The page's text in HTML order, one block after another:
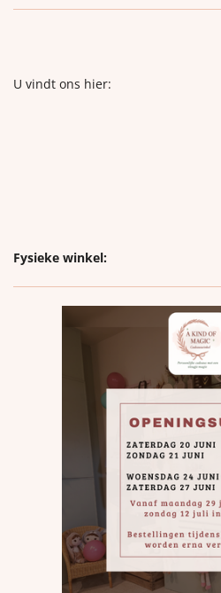
U vindt ons hier:
Fysieke winkel: